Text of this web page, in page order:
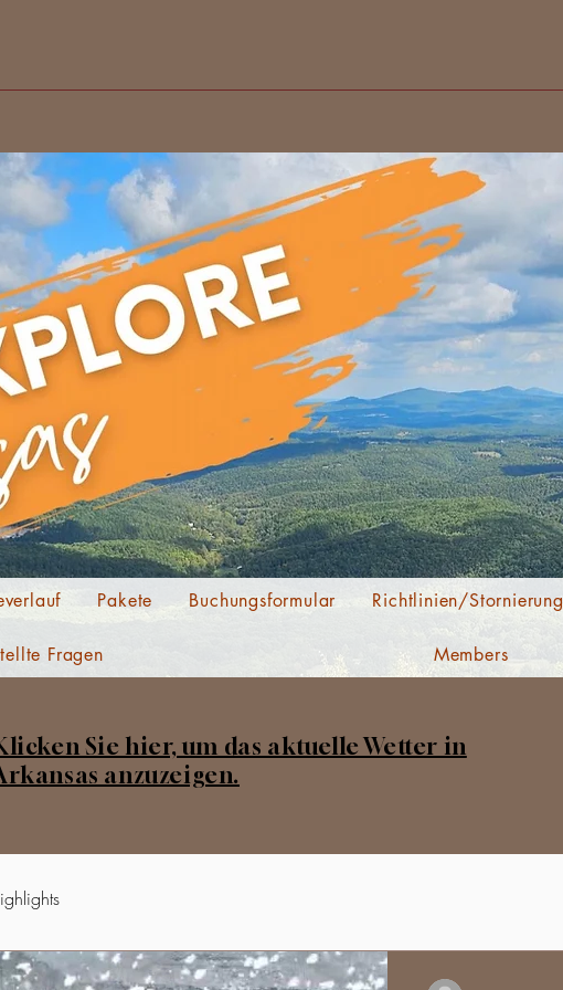
Pakete Buchungsformular Richtlinien/Stornierung
Fragen Members
Sie hier, um das aktuelle Wetter in
anzuzeigen.